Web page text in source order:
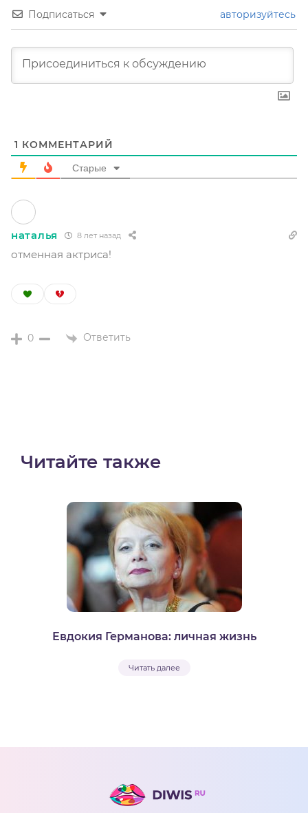
Подписаться авторизуйтесь
1 КОММЕНТАРИЙ
Старые
наталья 8 лет назад
отменная актриса!
0 Ответить
Читайте также
Евдокия Германова: личная жизнь
Читать далее